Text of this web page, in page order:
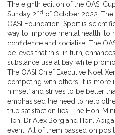
The eighth edition of the OASI
Sunday 2nd of October 2022.
OASI Foundation. Sport is
way to improve mental health, to
confidence and socialise. The
believes that this, in turn,
substance use at bay while
The OASI Chief Executive Noel
competing with others, it is more
himself and strives to be better
emphasised the need to help
true satisfaction lies. The Hon.
Hon. Dr Alex Borg and Hon.
event. All of them passed on